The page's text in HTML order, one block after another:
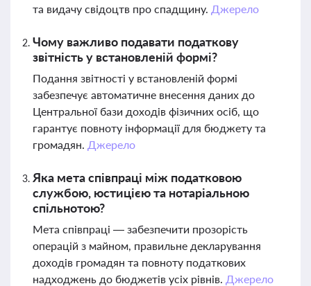
та видачу свідоцтв про спадщину. Джерело
Чому важливо подавати податкову
звітність у встановленій формі?
Подання звітності у встановленій формі
забезпечує автоматичне внесення даних до
Центральної бази доходів фізичних осіб, що
гарантує повноту інформації для бюджету та
громадян. Джерело
Яка мета співпраці між податковою
службою, юстицією та нотаріальною
спільнотою?
Мета співпраці — забезпечити прозорість
операцій з майном, правильне декларування
доходів громадян та повноту податкових
надходжень до бюджетів усіх рівнів. Джерело